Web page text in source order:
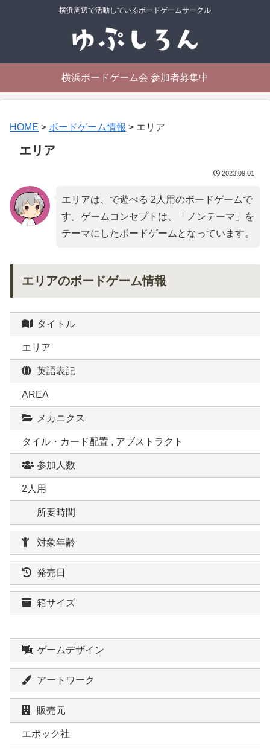
横浜周辺で活動しているボードゲームサークル
横浜ボードゲーム会 参加者募集中
HOME > ボードゲーム情報 > エリア
エリア
2023.09.01
エリアは、で遊べる 2人用のボードゲームで
す。ゲームコンセプトは、「 ノンテーマ 」を
テーマにしたボードゲームとなっています。
エリアのボードゲーム情報
タイトル
エリア
英語表記
AREA
メカニクス
タイル・カード配置 , アブストラクト
参加人数
2人用
所要時間
対象年齢
発売日
箱サイズ
ゲームデザイン
アートワーク
販売元
エポック社